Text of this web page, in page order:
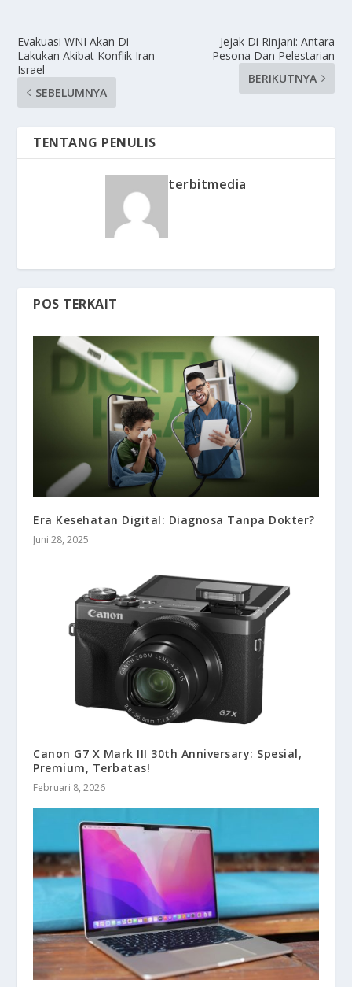
Evakuasi WNI Akan Di
Lakukan Akibat Konflik Iran
Israel
SEBELUMNYA
Jejak Di Rinjani: Antara
Pesona Dan Pelestarian
BERIKUTNYA
TENTANG PENULIS
terbitmedia
POS TERKAIT
Era Kesehatan Digital: Diagnosa Tanpa Dokter?
Juni 28, 2025
Canon G7 X Mark III 30th Anniversary: Spesial,
Premium, Terbatas!
Februari 8, 2026